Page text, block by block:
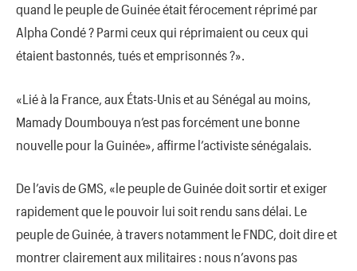
quand le peuple de Guinée était férocement réprimé par
Alpha Condé ? Parmi ceux qui réprimaient ou ceux qui
étaient bastonnés, tués et emprisonnés ?».
«Lié à la France, aux États-Unis et au Sénégal au moins,
Mamady Doumbouya n’est pas forcément une bonne
nouvelle pour la Guinée», affirme l’activiste sénégalais.
De l’avis de GMS, «le peuple de Guinée doit sortir et exiger
rapidement que le pouvoir lui soit rendu sans délai. Le
peuple de Guinée, à travers notamment le FNDC, doit dire et
montrer clairement aux militaires : nous n’avons pas